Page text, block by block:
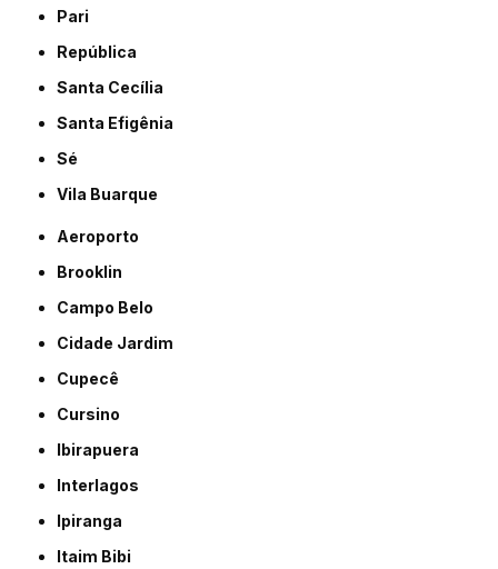
Pari
República
Santa Cecília
Santa Efigênia
Sé
Vila Buarque
Aeroporto
Brooklin
Campo Belo
Cidade Jardim
Cupecê
Cursino
Ibirapuera
Interlagos
Ipiranga
Itaim Bibi